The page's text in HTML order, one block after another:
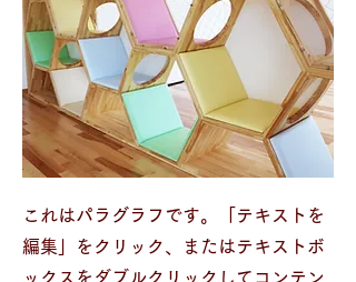
これはパラグラフです。「テキストを
編集」をクリック、またはテキストボ
ックスをダブルクリックしてコンテン